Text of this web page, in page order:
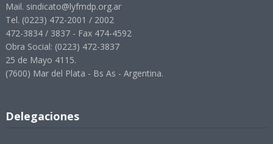
Mail. sindicato@lyfmdp.org.ar
Tel. (0223) 472-2001 / 2002
472-3834 / 3837 - Fax 474-4592
Obra Social: (0223) 472-3837
25 de Mayo 4115.
(7600) Mar del Plata - Bs As - Argentina.
Delegaciones